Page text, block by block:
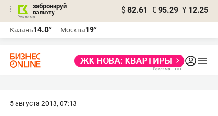
забронируй
валюту
$ 82.61 € 95.29 ¥ 12.25
Казань14.8° Москва19°
5 августа 2013, 07:13